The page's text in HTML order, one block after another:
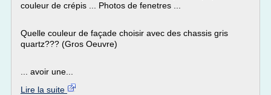
couleur de crépis ... Photos de fenetres ...
Quelle couleur de façade choisir avec des chassis gris
quartz??? (Gros Oeuvre)
... avoir une...
Lire la suite